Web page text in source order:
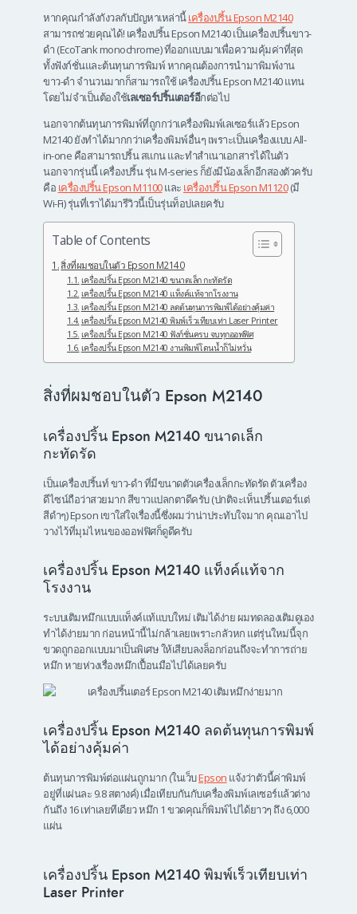
หากคุณกำลังกังวลกับปัญหาเหล่านี้เครื่องปริ้น Epson M2140
สามารถช่วยคุณได้! เครื่องปริ้น Epson M2140 เป็นเครื่องปริ้นขาว-
ดำ (EcoTank monochrome) ที่ออกแบบมาเพื่อความคุ้มค่าที่สุด
ทั้งฟังก์ชั่นและต้นทุนการพิมพ์ หากคุณต้องการนำมาพิมพ์งาน
ขาว-ดำ จำนวนมากก็สามารถใช้ เครื่องปริ้น Epson M2140 แทน
โดยไม่จำเป็นต้องใช้เลเซอร์ปริ้นเตอร์อีกต่อไป
นอกจากต้นทุนการพิมพ์ที่ถูกกว่าเครื่องพิมพ์เลเซอร์แล้ว Epson
M2140 ยังทำได้มากกว่าเครื่องพิมพ์อื่นๆ เพราะเป็นเครื่องแบบ All-
in-one คือสามารถปริ้น สแกน และทำสำเนาเอกสารได้ในตัว
นอกจากรุ่นนี้ เครื่องปริ้น รุ่น M-series ก็ยังมีน้องเล็กอีกสองตัวครับ
คือ เครื่องปริ้น Epson M1100และ เครื่องปริ้น Epson M1120(มี
Wi-Fi) รุ่นที่เราได้มารีวิวนี้เป็นรุ่นท็อปเลยครับ
Table of Contents
สิ่งที่ผมชอบในตัว Epson M2140
เครื่องปริ้น Epson M2140 ขนาดเล็ก กะทัดรัด
เครื่องปริ้น Epson M2140 แท็งค์แท้จากโรงงาน
เครื่องปริ้น Epson M2140 ลดต้นทุนการพิมพ์ได้อย่างคุ้มค่า
เครื่องปริ้น Epson M2140 พิมพ์เร็วเทียบเท่า Laser Printer
เครื่องปริ้น Epson M2140 ฟังก์ชั่นครบ จบทุกออฟฟิศ
เครื่องปริ้น Epson M2140 งานพิมพ์โดนน้ำก็ไม่หวั่น
สิ่งที่ผมชอบในตัว Epson M2140
เครื่องปริ้น Epson M2140 ขนาดเล็ก
กะทัดรัด
เป็นเครื่องปริ้นท์ ขาว-ดำ ที่มีขนาดตัวเครื่องเล็กกะทัดรัด ตัวเครื่อง
ดีไซน์ถือว่าสวยมาก สีขาวแปลกตาดีครับ (ปกติจะเห็นปริ้นเตอร์แต่
สีดำๆ) Epson เขาใส่ใจเรื่องนี้ซึ่งผมว่าน่าประทับใจมาก คุณเอาไป
วางไว้ที่มุมไหนของออฟฟิศก็ดูดีครับ
เครื่องปริ้น Epson M2140 แท็งค์แท้จาก
โรงงาน
ระบบเติมหมึกแบบแท็งค์แท้แบบใหม่ เติมได้ง่าย ผมทดลองเติมดูเอง
ทำได้ง่ายมาก ก่อนหน้านี้ไม่กล้าเลยเพราะกลัวหก แต่รุ่นใหม่นี้จุก
ขวดถูกออกแบบมาเป็นพิเศษ ให้เสียบลงล็อกก่อนถึงจะทำการถ่าย
หมึก หายห่วงเรื่องหมึกเปื้อนมือไปได้เลยครับ
เครื่องปริ้น Epson M2140 ลดต้นทุนการพิมพ์
ได้อย่างคุ้มค่า
ต้นทุนการพิมพ์ต่อแผ่นถูกมาก (ในเว็บEpson แจ้งว่าตัวนี้ค่าพิมพ์
อยู่ที่แผ่นละ 9.8 สตางค์) เมื่อเทียบกันกับเครื่องพิมพ์เลเซอร์แล้วต่าง
กันถึง 16 เท่าเลยทีเดียว หมึก 1 ขวดคุณก็พิมพ์ไปได้ยาวๆ ถึง 6,000
แผ่น
เครื่องปริ้น Epson M2140 พิมพ์เร็วเทียบเท่า
Laser Printer